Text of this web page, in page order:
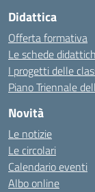
Didattica
Offerta formativa
Le schede
I progetti delle
Piano Triennale
Novità
Le notizie
Le circolari
Calendario eventi
Albo online